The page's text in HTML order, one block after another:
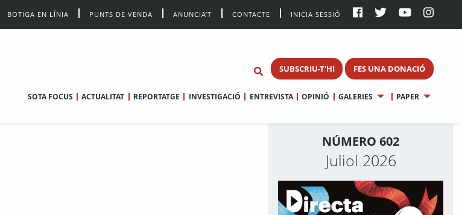
BOTIGA EN LÍNIA PUNTS DE VENDA ANUNCIA’T CONTACTE INICIA SESSIÓ
SUBSCRIU-T'HI FES UNA DONACIÓ
SOTA FOCUS ACTUALITAT REPORTATGE INVESTIGACIÓ ENTREVISTA OPINIÓ GALERIES PAPER
NÚMERO 602
Juliol 2026